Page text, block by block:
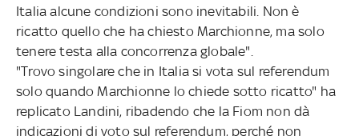
Italia alcune condizioni sono inevitabili. Non è
ricatto quello che ha chiesto Marchionne, ma solo
tenere testa alla concorrenza globale".
"Trovo singolare che in Italia si vota sul referendum
solo quando Marchionne lo chiede sotto ricatto" ha
replicato Landini, ribadendo che la Fiom non dà
indicazioni di voto sul referendum, perché non